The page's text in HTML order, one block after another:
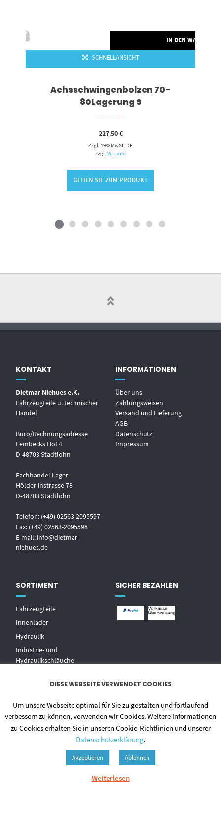
IN DEN
SCHNELLANSICHT
Achsschwingenbolzen 70-
80Lagerung 9
227,50€
Zzgl. 19% MwSt. DE
zzgl.Versand
GEHEN SIE ZUM PRODUKT
KONTAKT
Dietmar Niehues e.K.
Fahrzeugteile u. technischer
Handel
Büro/Rechnungsadresse
Lembecks Hof 4
D-48703 Stadtlohn
Fachhandel Lager
Hölderlinstrasse 78
D-48703 Stadtlohn
Telefon: (+49) 02563-2095597
Fax: (+49) 02563-2095598
E-mail: info@dietmar-
niehues.de
INFORMATIONEN
Über uns
Zahlungsweisen
Versand und Lieferung
AGB
Datenschutz
Impressum
SORTIMENT
Fahrzeugteile
Innenlader
Hydraulik
Industrie- und
Hydraulikschläuche
Zentralschmierungen
Hochdruckwaschgeräte und
SICHER BEZAHLEN
DIESE WEBSEITE VERWENDET COOKIES
Um unsere Webseite optimal für Sie zu gestalten und fortlaufend
verbessern zu können, verwenden wir Cookies. Weitere Informationen
zu Cookies erhalten Sie in unseren Cookie-Richtlinien und unserer
Datenschutzerklärung.
Akzeptieren Ablehnen
Weiterlesen